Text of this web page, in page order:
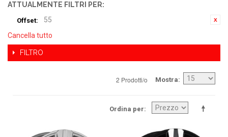
ATTUALMENTE FILTRI PER:
Offset:
55
Cancella tutto
FILTRO
2 Prodotti/o Mostra
Ordina per